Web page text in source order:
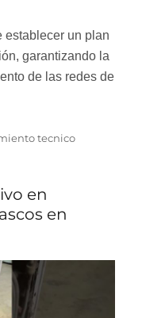
establecer un plan
garantizando la
de las redes de
tecnico
en
en